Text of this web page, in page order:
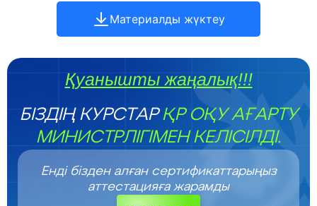
Материалды жүктеу
Қуанышты жаңалық!!!
БІЗДІҢ КУРСТАРҚР ОҚУ АҒАРТУ
МИНИСТРЛІГІМЕН КЕЛІСІЛДІ.
Енді бізден алған сертификаттарыңыз
аттестацияға жарамды